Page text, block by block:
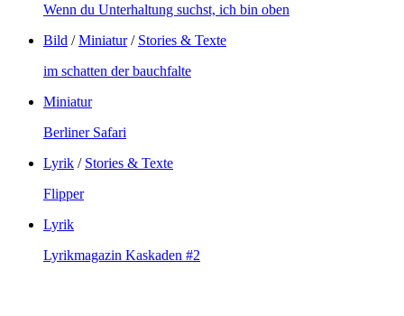
Wenn du Unterhaltung suchst, ich bin oben
Bild /Miniatur/ Stories & Texte
im schatten der bauchfalte
Miniatur
Berliner Safari
Lyrik / Stories & Texte
Flipper
Lyrik
Lyrikmagazin Kaskaden #2